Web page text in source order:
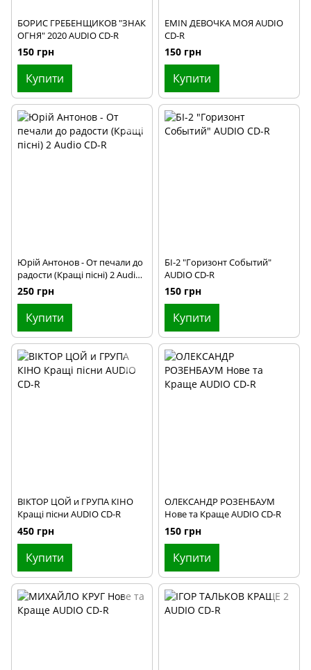
БОРИС ГРЕБЕНЩИКОВ "ЗНАК
ОГНЯ" 2020 AUDIO CD-R
150 грн
Купити
EMIN ДЕВОЧКА МОЯ AUDIO
CD-R
150 грн
Купити
Юрій Антонов - От печали до
радости (Кращі пісні) 2 Audio
CD-R
250 грн
Купити
БІ-2 "Горизонт Событий"
AUDIO CD-R
150 грн
Купити
ВІКТОР ЦОЙ и ГРУПА КІНО
Кращі пісни AUDIO CD-R
450 грн
Купити
ОЛЕКСАНДР РОЗЕНБАУМ
Нове та Краще AUDIO CD-R
150 грн
Купити